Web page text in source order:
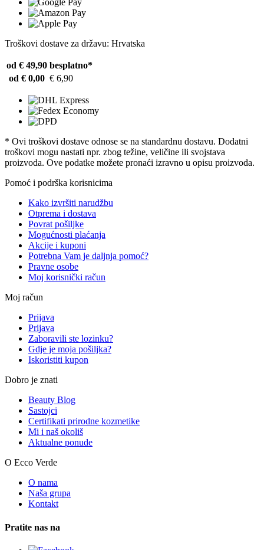
Troškovi dostave za državu: Hrvatska
od € 49,90 besplatno*
od € 0,00 € 6,90
* Ovi troškovi dostave odnose se na standardnu ​​dostavu. Dodatni
troškovi mogu nastati npr. zbog težine, veličine ili svojstava
proizvoda. Ove podatke možete pronaći izravno u opisu proizvoda.
Pomoć i podrška korisnicima
Kako izvršiti narudžbu
Otprema i dostava
Povrat pošiljke
Mogućnosti plaćanja
Akcije i kuponi
Potrebna Vam je daljnja pomoć?
Pravne osobe
Moj korisnički račun
Moj račun
Prijava
Prijava
Zaboravili ste lozinku?
Gdje je moja pošiljka?
Iskoristiti kupon
Dobro je znati
Beauty Blog
Sastojci
Certifikati prirodne kozmetike
Mi i naš okoliš
Aktualne ponude
O Ecco Verde
O nama
Naša grupa
Kontakt
Pratite nas na